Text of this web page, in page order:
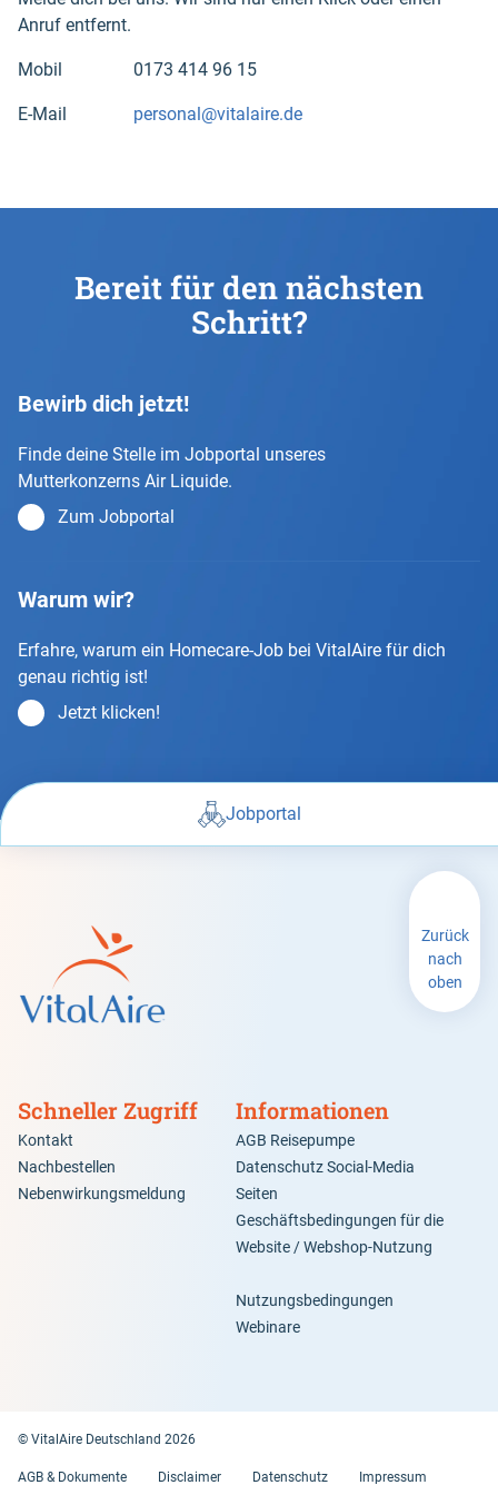
Jobportal
Anruf entfernt.
Mobil 0173 414 96 15
E-Mail personal@vitalaire.de
Bereit für den nächsten
Schritt?
Bewirb dich jetzt!
Finde deine Stelle im Jobportal unseres
Mutterkonzerns Air Liquide.
Zum Jobportal
Warum wir?
Erfahre, warum ein Homecare-Job bei VitalAire für dich
genau richtig ist!
Jetzt klicken!
Schneller Zugriff
Kontakt
Nachbestellen
Nebenwirkungsmeldung
Informationen
AGB Reisepumpe
Datenschutz Social-Media
Seiten
Geschäftsbedingungen für die
Website / Webshop-Nutzung
Nutzungsbedingungen
Webinare
Zurück
nach
oben
© VitalAire Deutschland 2026
AGB & Dokumente Disclaimer Datenschutz Impressum